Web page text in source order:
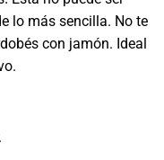
lo más sencilla. No te
con jamón. Ideal